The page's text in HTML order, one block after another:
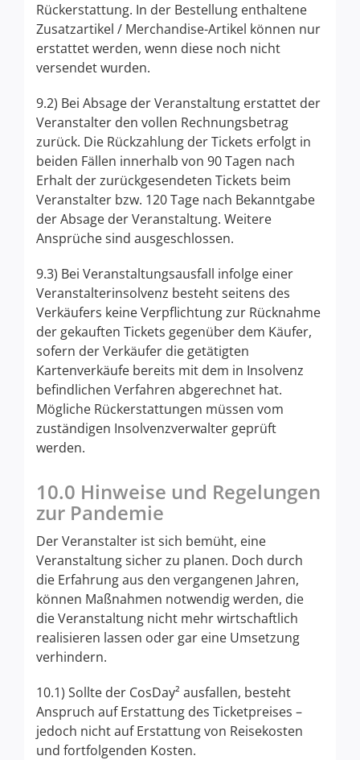
Rückerstattung. In der Bestellung enthaltene
Zusatzartikel / Merchandise-Artikel können nur
erstattet werden, wenn diese noch nicht
versendet wurden.
9.2) Bei Absage der Veranstaltung erstattet der
Veranstalter den vollen Rechnungsbetrag
zurück. Die Rückzahlung der Tickets erfolgt in
beiden Fällen innerhalb von 90 Tagen nach
Erhalt der zurückgesendeten Tickets beim
Veranstalter bzw. 120 Tage nach Bekanntgabe
der Absage der Veranstaltung. Weitere
Ansprüche sind ausgeschlossen.
9.3) Bei Veranstaltungsausfall infolge einer
Veranstalterinsolvenz besteht seitens des
Verkäufers keine Verpflichtung zur Rücknahme
der gekauften Tickets gegenüber dem Käufer,
sofern der Verkäufer die getätigten
Kartenverkäufe bereits mit dem in Insolvenz
befindlichen Verfahren abgerechnet hat.
Mögliche Rückerstattungen müssen vom
zuständigen Insolvenzverwalter geprüft
werden.
10.0 Hinweise und Regelungen
zur Pandemie
Der Veranstalter ist sich bemüht, eine
Veranstaltung sicher zu planen. Doch durch
die Erfahrung aus den vergangenen Jahren,
können Maßnahmen notwendig werden, die
die Veranstaltung nicht mehr wirtschaftlich
realisieren lassen oder gar eine Umsetzung
verhindern.
10.1) Sollte der CosDay² ausfallen, besteht
Anspruch auf Erstattung des Ticketpreises –
jedoch nicht auf Erstattung von Reisekosten
und fortfolgenden Kosten.